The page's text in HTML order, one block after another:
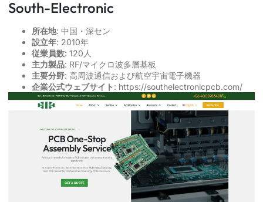
South-Electronic
所在地: 中国・深セン
設立年: 2010年
従業員数: 120人
主力製品: RF/マイクロ波多層基板
主要分野: 高周波通信および航空宇宙電子機器
企業公式ウェブサイト : https://southelectronicpcb.com/